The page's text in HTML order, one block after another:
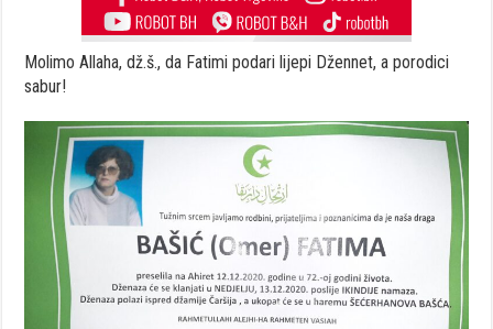
Molimo Allaha, dž.š., da Fatimi podari lijepi Džennet, a porodici
sabur!